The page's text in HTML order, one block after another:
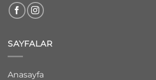
SAYFALAR
Anasayfa